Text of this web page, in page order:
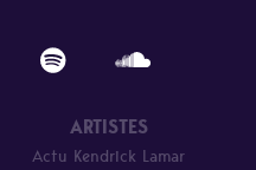
ARTISTES
Actu Kendrick Lamar